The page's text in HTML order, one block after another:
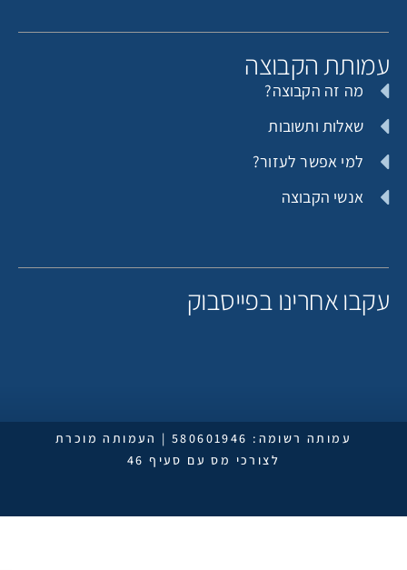
הקבוצה
מה זה הקבוצה?
שאלות ותשובות
למי אפשר לעזור?
אנשי הקבוצה
אחרינו בפייסבוק
עמותה רשומה: 580601946 | העמותה מוכרת
לצורכי מס עם סעיף 46